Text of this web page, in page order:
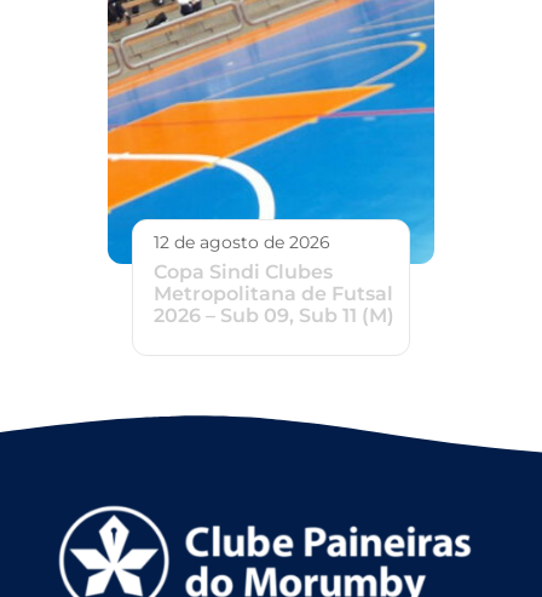
12 de agosto de 2026
Copa Sindi Clubes
Metropolitana de Futsal
2026 – Sub 09, Sub 11 (M)